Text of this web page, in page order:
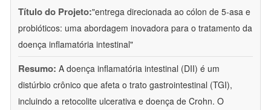
Título do Projeto:"entrega direcionada ao cólon de 5-asa e
probióticos: uma abordagem inovadora para o tratamento da
doença inflamatória intestinal"
Resumo: A doença inflamatória intestinal (DII) é um
distúrbio crônico que afeta o trato gastrointestinal (TGI),
incluindo a retocolite ulcerativa e doença de Crohn. O